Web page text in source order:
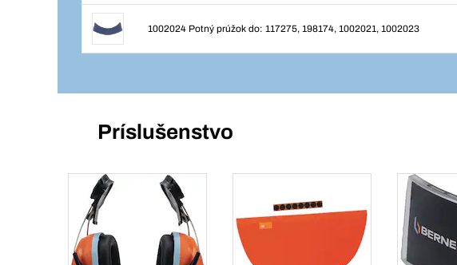
1002024 Potný prúžok do: 117275, 198174, 1002021, 1002023
Príslušenstvo